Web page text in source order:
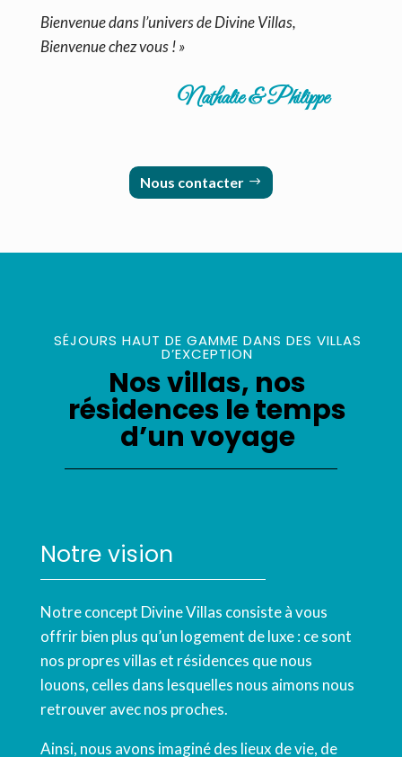
Bienvenue dans l’univers de Divine Villas,
Bienvenue chez vous ! »
Nathalie & Philippe
Nous contacter
SÉJOURS HAUT DE GAMME DANS DES VILLAS
D’EXCEPTION
Nos villas, nos
résidences le temps
d’un voyage
Notre vision
Notre concept Divine Villas consiste à vous
offrir bien plus qu’un logement de luxe : ce sont
nos propres villas et résidences que nous
louons, celles dans lesquelles nous aimons nous
retrouver avec nos proches.
Ainsi, nous avons imaginé des lieux de vie, de